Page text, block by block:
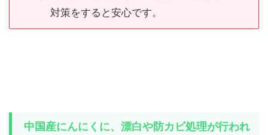
対策をすると安心です。
中国産にんにくに、 漂白や防カビ処理が行われ